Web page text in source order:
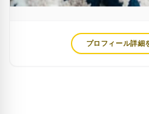
プロフィール詳細